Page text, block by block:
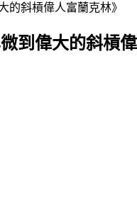
的斜槓偉人富蘭克林》
到偉大的斜槓偉